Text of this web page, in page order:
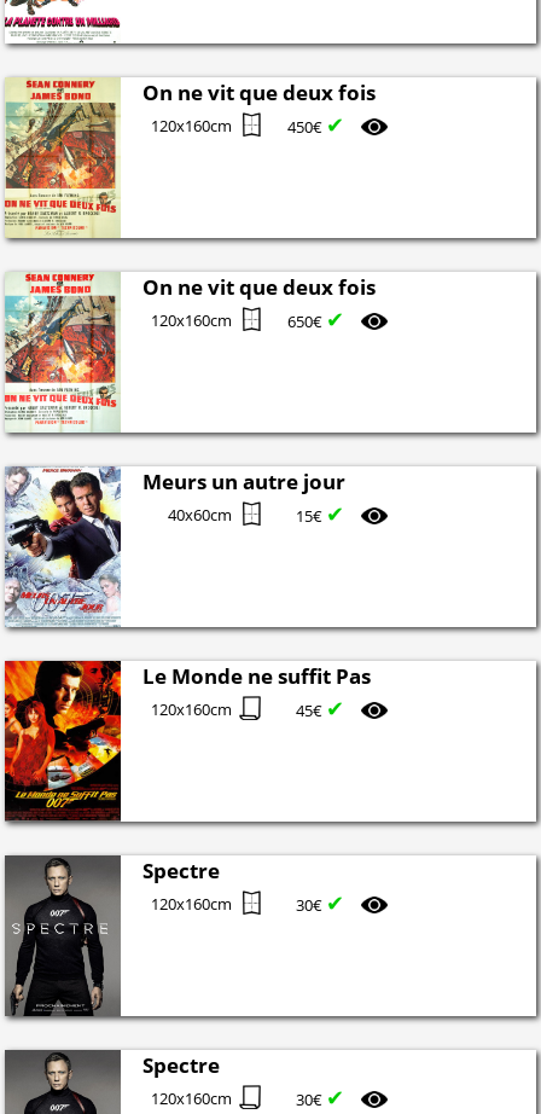
On ne vit que deux fois
120x160cm 450€ ✔
On ne vit que deux fois
120x160cm 650€ ✔
Meurs un autre jour
40x60cm 15€ ✔
Le Monde ne suffit Pas
120x160cm 45€ ✔
Spectre
120x160cm 30€ ✔
Spectre
120x160cm 30€ ✔